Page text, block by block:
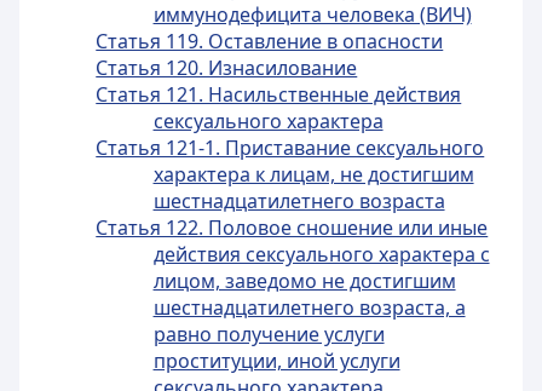
иммунодефицита человека (ВИЧ)
Статья 119. Оставление в опасности
Статья 120. Изнасилование
Статья 121. Насильственные действия
сексуального характера
Статья 121-1. Приставание сексуального
характера к лицам, не достигшим
шестнадцатилетнего возраста
Статья 122. Половое сношение или иные
действия сексуального характера с
лицом, заведомо не достигшим
шестнадцатилетнего возраста, а
равно получение услуги
проституции, иной услуги